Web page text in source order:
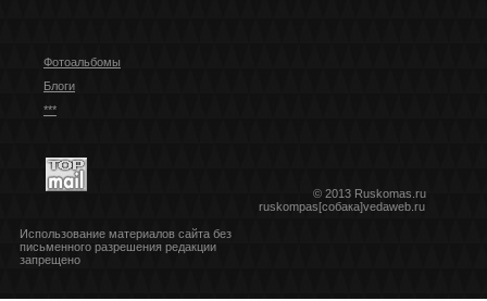
Фотоальбомы
Блоги
***
© 2013 Ruskomas.ru
ruskompas[собака]vedaweb.ru
Использование материалов сайта без
письменного разрешения редакции
запрещено